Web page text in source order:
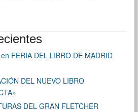
en FERIA DEL LIBRO DE MADRID
DEL NUEVO LIBRO
DEL GRAN FLETCHER